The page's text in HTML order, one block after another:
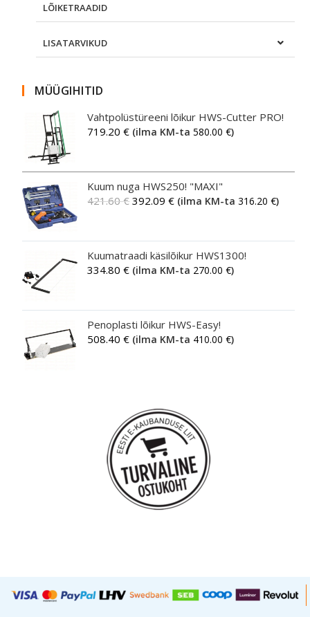
LÕIKETRAADID
LISATARVIKUD
MÜÜGIHITID
Vahtpolüstüreeni lõikur HWS-Cutter PRO!
719.20€ (ilma KM-ta580.00€)
Kuum nuga HWS250! "MAXI"
421.60€ 392.09€ (ilma KM-ta316.20€)
Kuumatraadi käsilõikur HWS1300!
334.80€ (ilma KM-ta 270.00€)
Penoplasti lõikur HWS-Easy!
508.40€ (ilma KM-ta 410.00€)